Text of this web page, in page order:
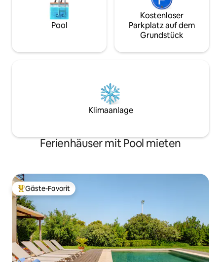
Pool
Kostenloser
Parkplatz auf dem
Grundstück
Klimaanlage
Ferienhäuser mit Pool mieten
Beliebter Gäste-Favorit.
Gäste-Favorit